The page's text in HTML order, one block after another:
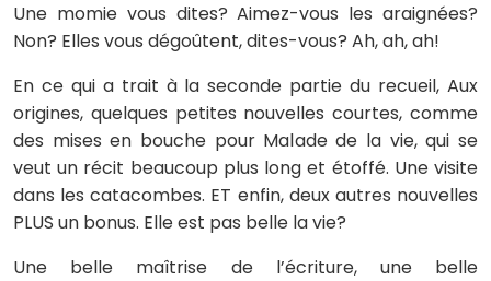
Une momie vous dites? Aimez-vous les araignées?
Non? Elles vous dégoûtent, dites-vous? Ah, ah, ah!
En ce qui a trait à la seconde partie du recueil, Aux
origines, quelques petites nouvelles courtes, comme
des mises en bouche pour Malade de la vie, qui se
veut un récit beaucoup plus long et étoffé. Une visite
dans les catacombes. ET enfin, deux autres nouvelles
PLUS un bonus. Elle est pas belle la vie?
Une belle maîtrise de l’écriture, une belle